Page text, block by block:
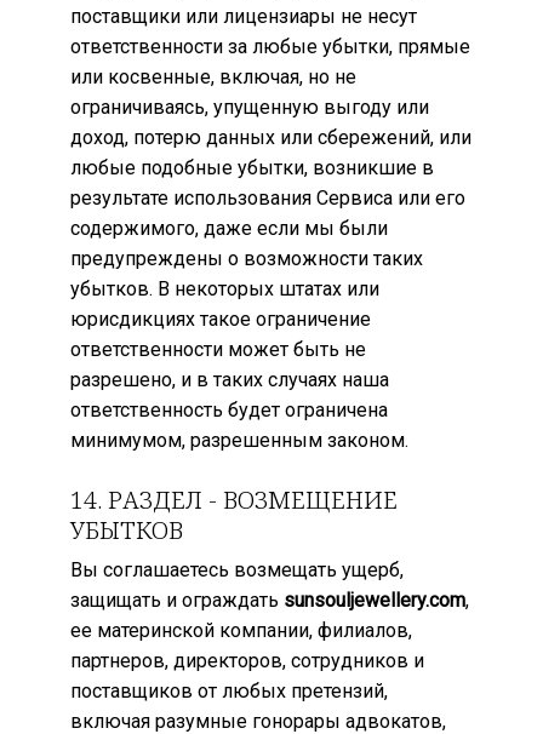
поставщики или лицензиары не несут
ответственности за любые убытки, прямые
или косвенные, включая, но не
ограничиваясь, упущенную выгоду или
доход, потерю данных или сбережений, или
любые подобные убытки, возникшие в
результате использования Сервиса или его
содержимого, даже если мы были
предупреждены о возможности таких
убытков. В некоторых штатах или
юрисдикциях такое ограничение
ответственности может быть не
разрешено, и в таких случаях наша
ответственность будет ограничена
минимумом, разрешенным законом.
14. РАЗДЕЛ - ВОЗМЕЩЕНИЕ
УБЫТКОВ
Вы соглашаетесь возмещать ущерб,
защищать и ограждать sunsouljewellery.com,
ее материнской компании, филиалов,
партнеров, директоров, сотрудников и
поставщиков от любых претензий,
включая разумные гонорары адвокатов,